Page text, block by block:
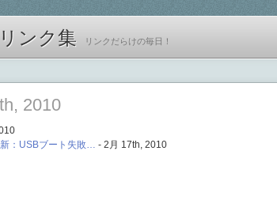
ンク集 リンクだらけの毎日！
2010
：USBブート失敗… - 2月 17th, 2010